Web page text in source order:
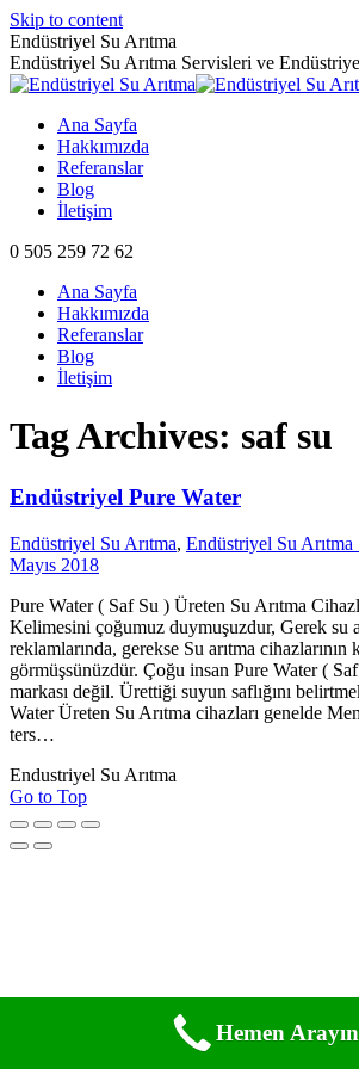
Skip to content
Endüstriyel Su Arıtma
Endüstriyel Su Arıtma Servisleri ve
Ana Sayfa
Hakkımızda
Referanslar
Blog
İletişim
0 505 259 72 62
Ana Sayfa
Hakkımızda
Referanslar
Blog
İletişim
Tag Archives: saf su
Endüstriyel Pure Water
Endüstriyel Su Arıtma, Endüstriyel Su Arıtma
Mayıs 2018
Pure Water ( Saf Su ) Üreten Su Arıtma
Kelimesini çoğumuz duymuşuzdur, Gerek su
reklamlarında, gerekse Su arıtma cihazlarının
görmüşsünüzdür. Çoğu insan Pure Water (
markası değil. Ürettiği suyun saflığını
Water Üreten Su Arıtma cihazları genelde
ters…
Endustriyel Su Arıtma
Go to Top
Hemen